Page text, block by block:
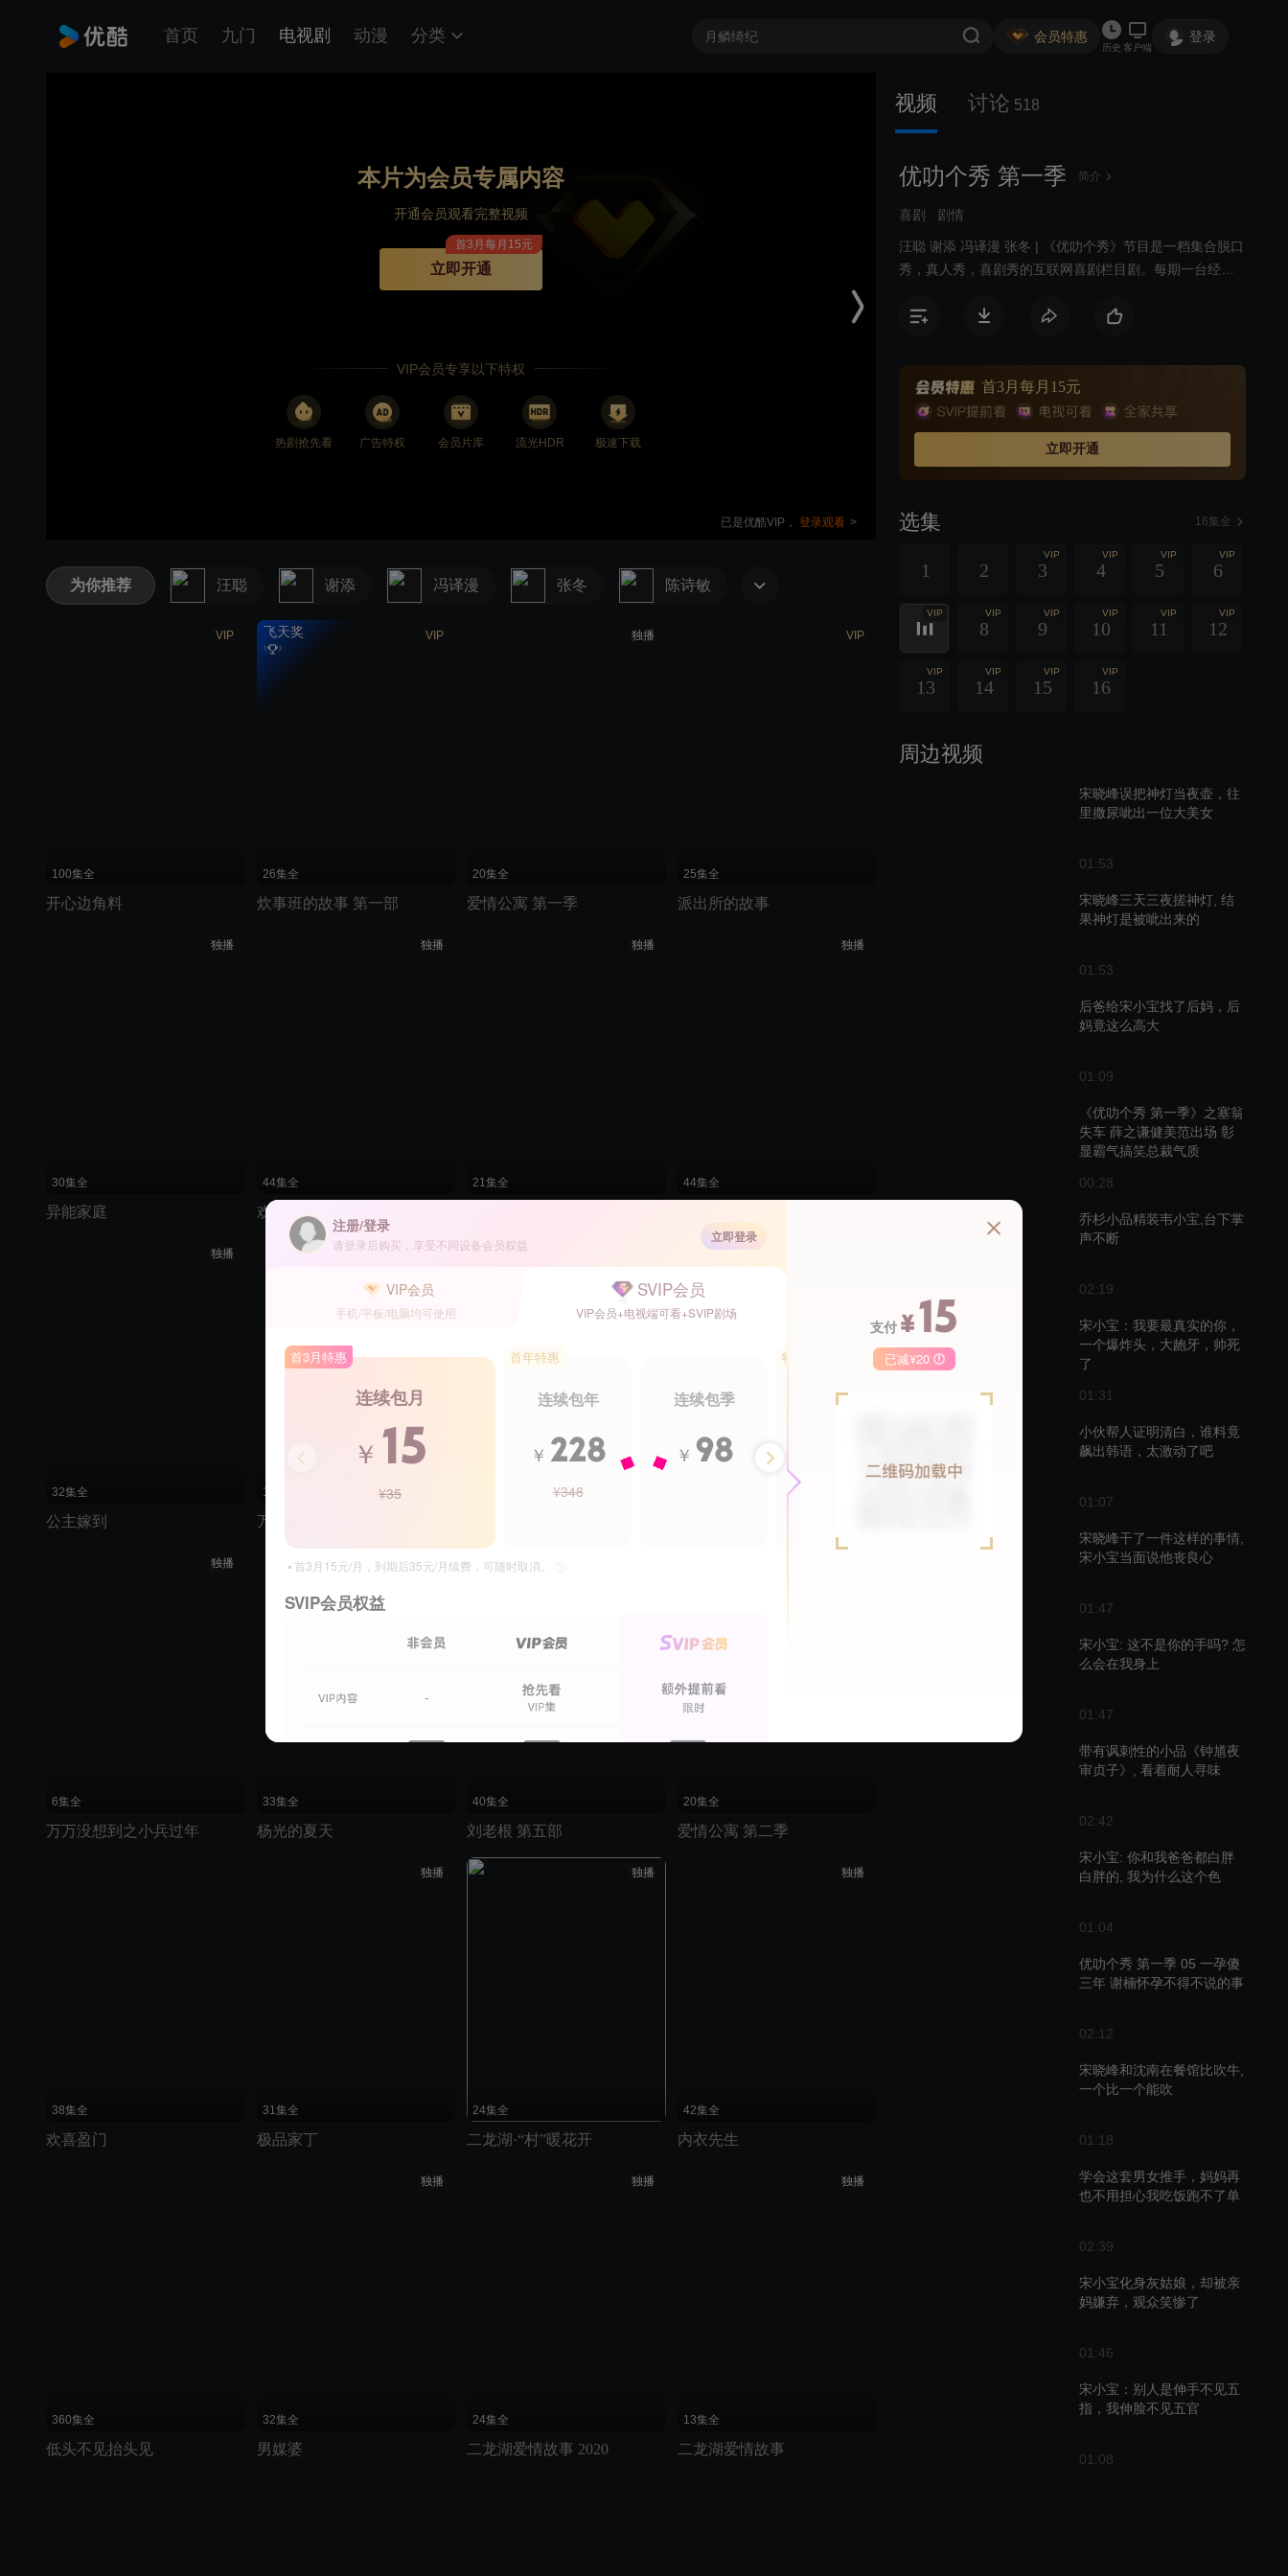
首页 九门 电视剧 动漫 分类 会员特惠
历史 客户端
登录
本片为会员专属内容
开通会员观看完整视频
立即开通
首3月每月15元
VIP会员专享以下特权
热剧抢先看 广告特权 会员片库 流光HDR 极速下载
已是优酷VIP， 登录观看 >
视频 讨论 518
优叻个秀 第一季 简介
喜剧 剧情
汪聪 谢添 冯译漫 张冬 | 《优叻个秀》节目是一档集合脱口
秀，真人秀，喜剧秀的互联网喜剧栏目剧。每期一台经典
明星脱口秀，真人秀，表演秀等全新娱乐栏目剧，由乔
首3月每月15元
立即开通
选集 16集全
1 2
VIP
3
VIP
4
VIP
5
VIP
6
VIP VIP
8
VIP
9
VIP
10
VIP
11
VIP
12
VIP
13
VIP
14
VIP
15
VIP
16
周边视频
宋晓峰误把神灯当夜壶，往
里撒尿呲出一位大美女
01:53
宋晓峰三天三夜搓神灯, 结
果神灯是被呲出来的
01:53
后爸给宋小宝找了后妈，后
妈竟这么高大
01:09
《优叻个秀 第一季》之塞翁
失车 薛之谦健美范出场 彰
显霸气搞笑总裁气质
00:28
乔杉小品精装韦小宝,台下掌
声不断
02:19
宋小宝：我要最真实的你，
一个爆炸头，大龅牙，帅死
了
01:31
小伙帮人证明清白，谁料竟
飙出韩语，太激动了吧
01:07
宋晓峰干了一件这样的事情,
宋小宝当面说他丧良心
01:47
宋小宝: 这不是你的手吗? 怎
么会在我身上
01:47
带有讽刺性的小品《钟馗夜
审贞子》, 看着耐人寻味
02:42
宋小宝: 你和我爸爸都白胖
白胖的, 我为什么这个色
01:04
优叻个秀 第一季 05 一孕傻
三年 谢楠怀孕不得不说的事
02:12
宋晓峰和沈南在餐馆比吹牛,
一个比一个能吹
01:18
学会这套男女推手，妈妈再
也不用担心我吃饭跑不了单
02:39
宋小宝化身灰姑娘，却被亲
妈嫌弃，观众笑惨了
01:46
宋小宝：别人是伸手不见五
指，我伸脸不见五官
01:08
为你推荐 汪聪 谢添 冯译漫 张冬 陈诗敏
VIP
100集全
开心边角料
VIP
飞天奖
26集全
炊事班的故事 第一部
独播
20集全
爱情公寓 第一季
VIP
25集全
派出所的故事
独播
30集全
异能家庭
独播
44集全
欢喜猎人
独播
21集全
独播
44集全
独播
32集全
公主嫁到
独播
1集全
万万没想到：千钧一发
独播
6集全
万万没想到之小兵过年
33集全
杨光的夏天
40集全
刘老根 第五部
20集全
爱情公寓 第二季
38集全
欢喜盈门
独播
31集全
极品家丁
独播
24集全
二龙湖·“村”暖花开
独播
42集全
内衣先生
360集全
低头不见抬头见
独播
32集全
男媒婆
独播
24集全
二龙湖爱情故事 2020
独播
13集全
二龙湖爱情故事
注册/登录
请登录后购买，享受不同设备会员权益 立即登录
VIP会员
手机/平板/电脑均可使用
SVIP会员
VIP会员+电视端可看+SVIP剧场
首3月特惠
连续包月
￥ 15
¥35
首年特惠
连续包年
￥ 228
¥348
连续包季
￥ 98
特惠5.5折
年卡 季卡 月卡
￥50
首3月15元/月，到期后35元/月续费，可随时取消。
SVIP会员权益
支付 ¥15
已减¥20